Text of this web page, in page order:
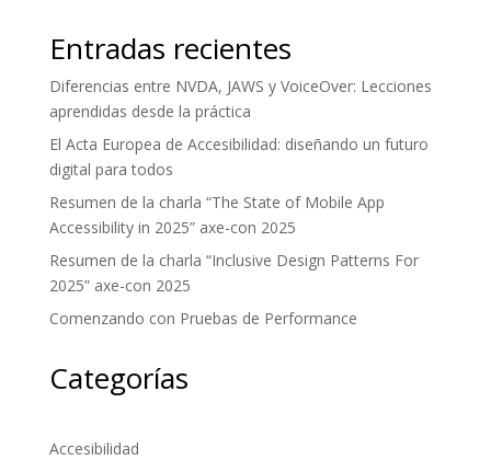
Entradas recientes
Diferencias entre NVDA, JAWS y VoiceOver: Lecciones
aprendidas desde la práctica
El Acta Europea de Accesibilidad: diseñando un futuro
digital para todos
Resumen de la charla “The State of Mobile App
Accessibility in 2025” axe-con 2025
Resumen de la charla “Inclusive Design Patterns For
2025” axe-con 2025
Comenzando con Pruebas de Performance
Categorías
Accesibilidad